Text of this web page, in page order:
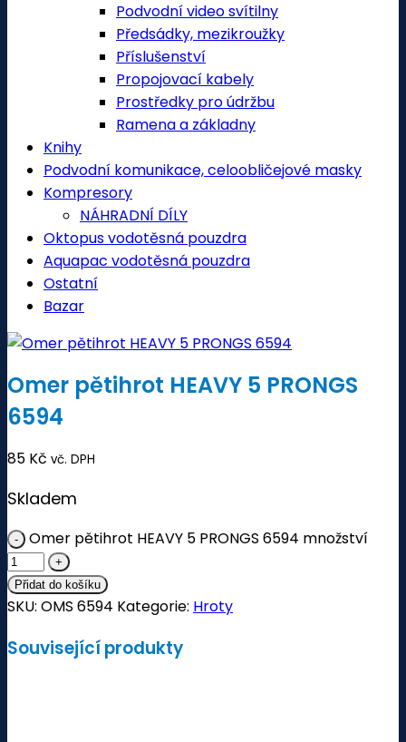
Podvodní video svítilny
Předsádky, mezikroužky
Příslušenství
Propojovací kabely
Prostředky pro údržbu
Ramena a základny
Knihy
Podvodní komunikace, celoobličejové masky
Kompresory
NÁHRADNÍ DÍLY
Oktopus vodotěsná pouzdra
Aquapac vodotěsná pouzdra
Ostatní
Bazar
Omer pětihrot HEAVY 5 PRONGS
6594
85 Kč vč. DPH
Skladem
Omer pětihrot HEAVY 5 PRONGS 6594 množství
Přidat do košíku
SKU: OMS 6594 Kategorie: Hroty
Související produkty